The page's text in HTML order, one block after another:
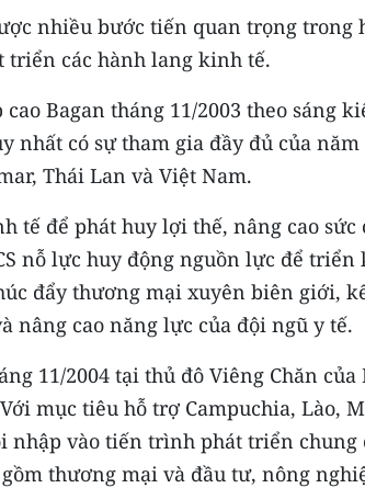
nhiều bước tiến quan trọng trong
triển các hành lang kinh tế.
Bagan tháng 11/2003 theo sáng
nhất có sự tham gia đầy đủ của
Thái Lan và Việt Nam.
tế để phát huy lợi thế, nâng cao sức
nỗ lực huy động nguồn lực để triển
đẩy thương mại xuyên biên giới,
nâng cao năng lực của đội ngũ y tế.
11/2004 tại thủ đô Viêng Chăn của
mục tiêu hỗ trợ Campuchia, Lào,
nhập vào tiến trình phát triển chung
thương mại và đầu tư, nông